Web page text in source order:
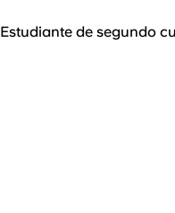
Estudiante de segundo